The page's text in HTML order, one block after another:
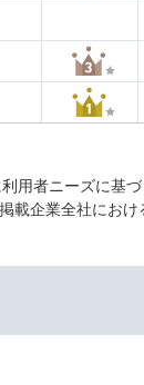
用者ニーズに基
載企業全社におけ